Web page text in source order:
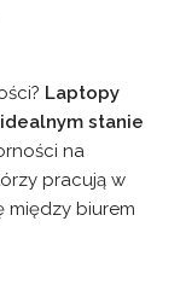
Laptopy
stanie
na
pracują w
między biurem